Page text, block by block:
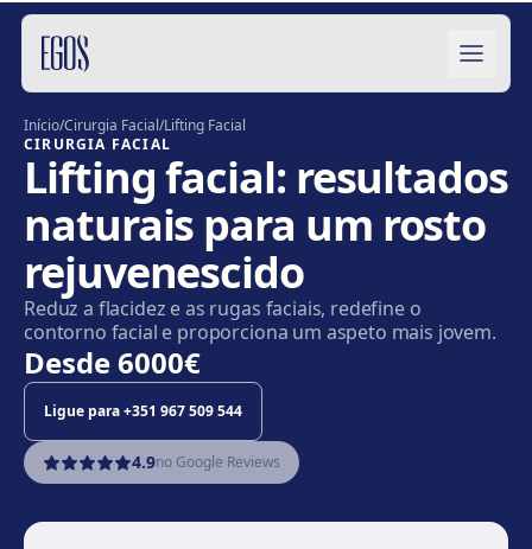
Saltar para o conteúdo
Início/Cirurgia Facial/Lifting Facial
CIRURGIA FACIAL
Lifting facial: resultados
naturais para um rosto
rejuvenescido
Reduz a flacidez e as rugas faciais, redefine o
contorno facial e proporciona um aspeto mais jovem.
Desde6000€
Ligue para+351 967 509 544
4.9no Google Reviews